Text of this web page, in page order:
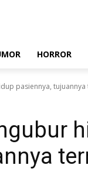
HORROR
pasiennya,